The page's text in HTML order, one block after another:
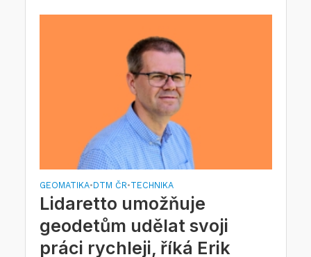
GEOMATIKA•DTM ČR•TECHNIKA
Lidaretto umožňuje
geodetům udělat svoji
práci rychleji, říká Erik